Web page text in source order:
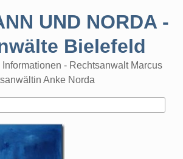
UND NORDA -
Bielefeld
- Rechtsanwalt Marcus
Anke Norda